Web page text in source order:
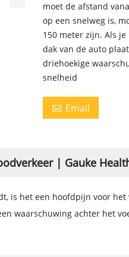
moet de afstand
op een snelweg is,
150 meter zijn. Als
dak van de auto
driehoekige
snelheid
 Email
| Gauke
is het een hoofdpijn voor
waarschuwing achter het